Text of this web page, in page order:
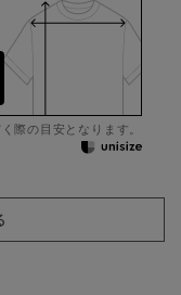
際の目安となります。